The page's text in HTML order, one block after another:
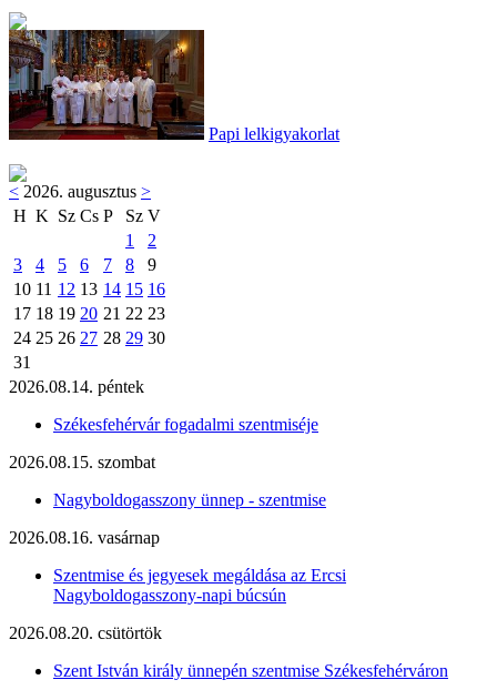
Papi lelkigyakorlat
< 2026. augusztus >
H K Sz Cs P Sz V
1
2
3
4 5 6 7 8
9
10 11 12 13 14 15 16
17 18 19 20 21 22 23
24 25 26 27 28 29 30
31
2026.08.14. péntek
Székesfehérvár fogadalmi szentmiséje
2026.08.15. szombat
Nagyboldogasszony ünnep - szentmise
2026.08.16. vasárnap
Szentmise és jegyesek megáldása az Ercsi
Nagyboldogasszony-napi búcsún
2026.08.20. csütörtök
Szent István király ünnepén szentmise Székesfehérváron